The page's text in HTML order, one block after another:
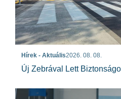
Hírek - Aktuális2026. 08. 08.
Új Zebrával Lett